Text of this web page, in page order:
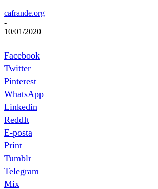
cafrande.org
-
10/01/2020
Facebook
Twitter
Pinterest
WhatsApp
Linkedin
ReddIt
E-posta
Print
Tumblr
Telegram
Mix